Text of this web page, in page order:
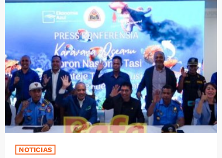
PROGRAMA SIRA
VÍDEO SIRA
EVENTU SIRA
KONTAKTU SIRA
TÉTUM keyboard_arrow_down
TÉTUM
PORTUGUÊS
PRÓXIMOS PROGRAMAS
NOTICIAS